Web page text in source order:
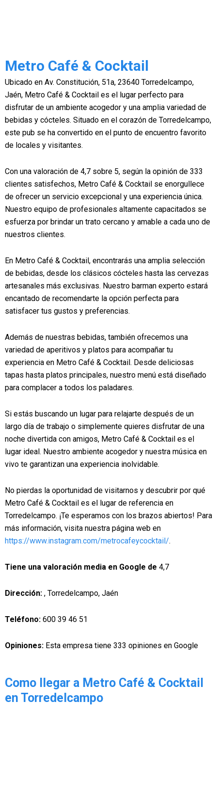
Metro Café & Cocktail
Ubicado en Av. Constitución, 51a, 23640 Torredelcampo,
Jaén, Metro Café & Cocktail es el lugar perfecto para
disfrutar de un ambiente acogedor y una amplia variedad de
bebidas y cócteles. Situado en el corazón de Torredelcampo,
este pub se ha convertido en el punto de encuentro favorito
de locales y visitantes.
Con una valoración de 4,7 sobre 5, según la opinión de 333
clientes satisfechos, Metro Café & Cocktail se enorgullece
de ofrecer un servicio excepcional y una experiencia única.
Nuestro equipo de profesionales altamente capacitados se
esfuerza por brindar un trato cercano y amable a cada uno de
nuestros clientes.
En Metro Café & Cocktail, encontrarás una amplia selección
de bebidas, desde los clásicos cócteles hasta las cervezas
artesanales más exclusivas. Nuestro barman experto estará
encantado de recomendarte la opción perfecta para
satisfacer tus gustos y preferencias.
Además de nuestras bebidas, también ofrecemos una
variedad de aperitivos y platos para acompañar tu
experiencia en Metro Café & Cocktail. Desde deliciosas
tapas hasta platos principales, nuestro menú está diseñado
para complacer a todos los paladares.
Si estás buscando un lugar para relajarte después de un
largo día de trabajo o simplemente quieres disfrutar de una
noche divertida con amigos, Metro Café & Cocktail es el
lugar ideal. Nuestro ambiente acogedor y nuestra música en
vivo te garantizan una experiencia inolvidable.
No pierdas la oportunidad de visitarnos y descubrir por qué
Metro Café & Cocktail es el lugar de referencia en
Torredelcampo. ¡Te esperamos con los brazos abiertos! Para
más información, visita nuestra página web en
https://www.instagram.com/metrocafeycocktail/.
Tiene una valoración media en Google de 4,7
Dirección: , Torredelcampo, Jaén
Teléfono: 600 39 46 51
Opiniones: Esta empresa tiene 333 opiniones en Google
Como llegar a Metro Café & Cocktail
en Torredelcampo